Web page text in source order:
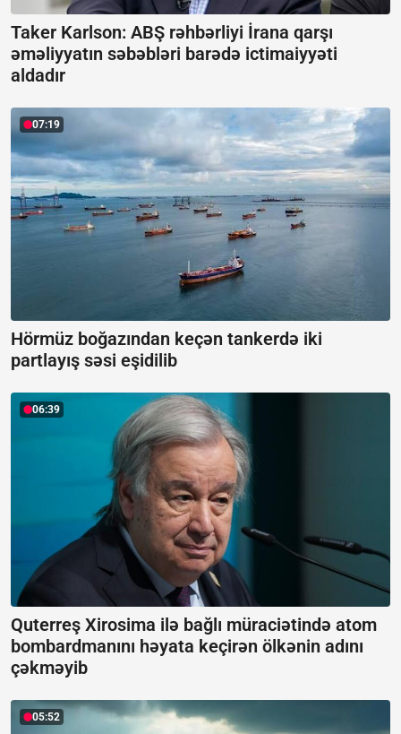
Taker Karlson: ABŞ rəhbərliyi İrana qarşı
əməliyyatın səbəbləri barədə ictimaiyyəti
aldadır
07:19
Hörmüz boğazından keçən tankerdə iki
partlayış səsi eşidilib
06:39
Quterreş Xirosima ilə bağlı müraciətində atom
bombardmanını həyata keçirən ölkənin adını
çəkməyib
05:52